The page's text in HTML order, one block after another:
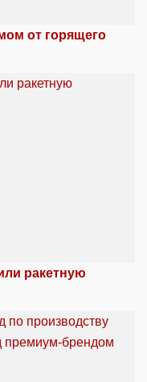
от горящего
ракетную